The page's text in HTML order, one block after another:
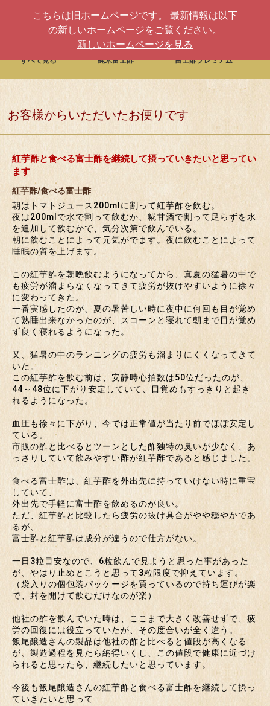
こちらは旧ホームページです。 最新情報は以下
の新しいホームページをご覧ください。
新しいホームページを見る
すべて見る 純米富士酢 富士酢プレミアム
お客様からいただいたお便りです
紅芋酢と食べる富士酢を継続して摂っていきたいと思ってい
ます
紅芋酢/食べる富士酢
朝はトマトジュース200mlに割って紅芋酢を飲む。
夜は200mlで水で割って飲むか、糀甘酒で割って足らずを水
を追加して飲むかで、気分次第で飲んでいる。
朝に飲むことによって元気がでます。夜に飲むことによって
睡眠の質を上げます。
この紅芋酢を朝晩飲むようになってから、真夏の猛暑の中で
も疲労が溜まらなくなってきて疲労が抜けやすいように徐々
に変わってきた。
一番実感したのが、夏の暑苦しい時に夜中に何回も目が覚め
て熟睡出来なかったのが、スコーンと寝れて朝まで目が覚め
ず良く寝れるようになった。
又、猛暑の中のランニングの疲労も溜まりにくくなってきて
いた。
この紅芋酢を飲む前は、安静時心拍数は50位だったのが、
44～48位に下がり安定していて、目覚めもすっきりと起き
れるようになった。
血圧も徐々に下がり、今では正常値が当たり前でほぼ安定し
ている。
市販の酢と比べるとツーンとした酢独特の臭いが少なく、あ
っさりしていて飲みやすい酢が紅芋酢であると感じました。
食べる富士酢は、紅芋酢を外出先に持っていけない時に重宝
していて、
外出先で手軽に富士酢を飲めるのが良い。
ただ、紅芋酢と比較したら疲労の抜け具合がやや穏やかであ
るが、
富士酢と紅芋酢は成分が違うので仕方がない。
一日3粒目安なので、6粒飲んで見ようと思った事があった
が、やはり止めとこうと思って3粒限度で抑えています。
（袋入りの個包装パッケージを買っているので持ち運びが楽
で、封を開けて飲むだけなのが楽）
他社の酢を飲んでいた時は、ここまで大きく改善せずで、疲
労の回復には役立っていたが、その度合いが全く違う。
飯尾醸造さんの製品は他社の酢と比べると値段が高くなる
が、製造過程を見たら納得いくし、この値段で健康に近づけ
られると思ったら、継続したいと思っています。
今後も飯尾醸造さんの紅芋酢と食べる富士酢を継続して摂っ
ていきたいと思って